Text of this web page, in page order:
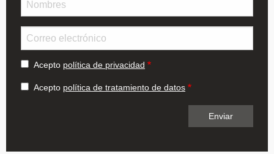
Acepto política de privacidad
Acepto política de tratamiento de datos